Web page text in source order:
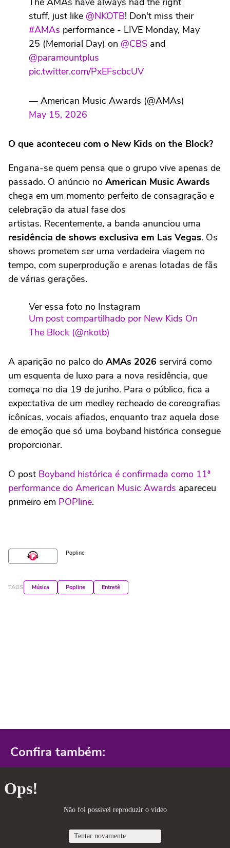
stuff, just like @NKOTB! Don't miss their
#AMAs performance - LIVE Monday, May
25 (Memorial Day) on @CBS and
@paramountplus
pic.twitter.com/PxEFscbcUV
— American Music Awards (@AMAs)
May 15, 2026
O que aconteceu com o New Kids on the Block?
Engana-se quem pensa que o grupo vive apenas de
passado. O anúncio no American Music Awards
chega em um momento perfeito de consagração e
celebração da atual fase dos
artistas. Recentemente, a banda anunciou uma
residência de shows exclusiva em Las Vegas. Os
shows prometem ser uma verdadeira viagem no
tempo, com superprodução e arenas lotadas de fãs
de várias gerações.
Ver essa foto no Instagram
Um post compartilhado por New Kids On
The Block (@nkotb)
A aparição no palco do AMAs 2026 servirá como
um esquenta de luxo para a nova residência, que
começa no dia 19 de junho. Para o público, fica a
expectativa de um medley recheado de coreografias
icônicas, vocais afiados, enquanto traz aquela dose
de emoção que só uma boyband histórica consegue
proporcionar.
O post Boyband histórica é confirmada como 11ª
performance do American Music Awards apareceu
primeiro em POPline.
Popline
TAGS Música Popline Entretê
Confira também: